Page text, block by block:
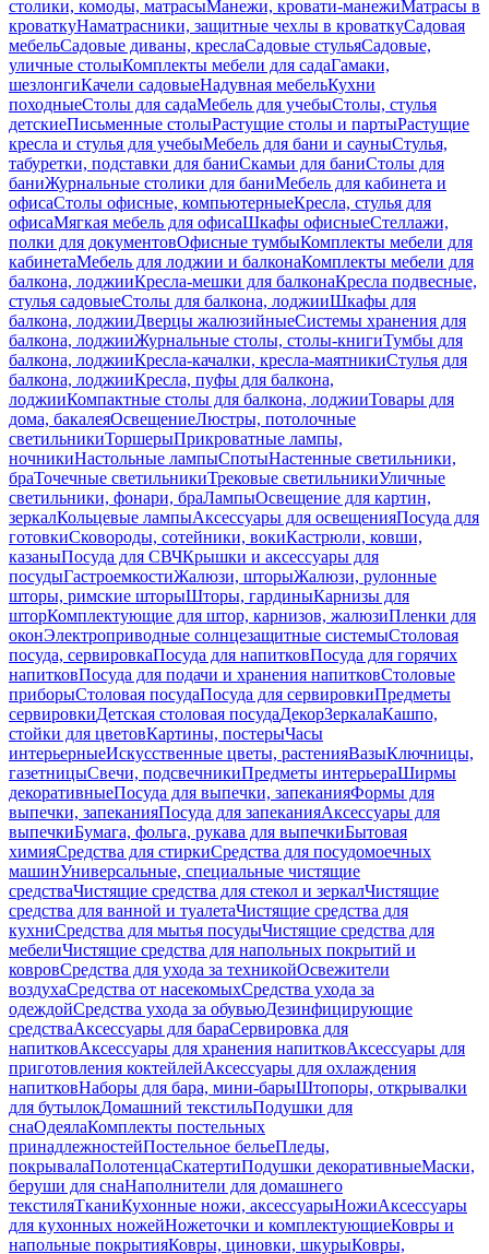
столики, комоды, матрасыМанежи, кровати-манежиМатрасы в
кроваткуНаматрасники, защитные чехлы в кроваткуСадовая
мебельСадовые диваны, креслаСадовые стульяСадовые,
уличные столыКомплекты мебели для садаГамаки,
шезлонгиКачели садовыеНадувная мебельКухни
походныеСтолы для садаМебель для учебыСтолы, стулья
детскиеПисьменные столыРастущие столы и партыРастущие
кресла и стулья для учебыМебель для бани и сауныСтулья,
табуретки, подставки для баниСкамьи для баниСтолы для
баниЖурнальные столики для баниМебель для кабинета и
офисаСтолы офисные, компьютерныеКресла, стулья для
офисаМягкая мебель для офисаШкафы офисныеСтеллажи,
полки для документовОфисные тумбыКомплекты мебели для
кабинетаМебель для лоджии и балконаКомплекты мебели для
балкона, лоджииКресла-мешки для балконаКресла подвесные,
стулья садовыеСтолы для балкона, лоджииШкафы для
балкона, лоджииДверцы жалюзийныеСистемы хранения для
балкона, лоджииЖурнальные столы, столы-книгиТумбы для
балкона, лоджииКресла-качалки, кресла-маятникиСтулья для
балкона, лоджииКресла, пуфы для балкона,
лоджииКомпактные столы для балкона, лоджииТовары для
дома, бакалеяОсвещениеЛюстры, потолочные
светильникиТоршерыПрикроватные лампы,
ночникиНастольные лампыСпотыНастенные светильники,
браТочечные светильникиТрековые светильникиУличные
светильники, фонари, браЛампыОсвещение для картин,
зеркалКольцевые лампыАксессуары для освещенияПосуда для
готовкиСковороды, сотейники, вокиКастрюли, ковши,
казаныПосуда для СВЧКрышки и аксессуары для
посудыГастроемкостиЖалюзи, шторыЖалюзи, рулонные
шторы, римские шторыШторы, гардиныКарнизы для
шторКомплектующие для штор, карнизов, жалюзиПленки для
оконЭлектроприводные солнцезащитные системыСтоловая
посуда, сервировкаПосуда для напитковПосуда для горячих
напитковПосуда для подачи и хранения напитковСтоловые
приборыСтоловая посудаПосуда для сервировкиПредметы
сервировкиДетская столовая посудаДекорЗеркалаКашпо,
стойки для цветовКартины, постерыЧасы
интерьерныеИскусственные цветы, растенияВазыКлючницы,
газетницыСвечи, подсвечникиПредметы интерьераШирмы
декоративныеПосуда для выпечки, запеканияФормы для
выпечки, запеканияПосуда для запеканияАксессуары для
выпечкиБумага, фольга, рукава для выпечкиБытовая
химияСредства для стиркиСредства для посудомоечных
машинУниверсальные, специальные чистящие
средстваЧистящие средства для стекол и зеркалЧистящие
средства для ванной и туалетаЧистящие средства для
кухниСредства для мытья посудыЧистящие средства для
мебелиЧистящие средства для напольных покрытий и
ковровСредства для ухода за техникойОсвежители
воздухаСредства от насекомыхСредства ухода за
одеждойСредства ухода за обувьюДезинфицирующие
средстваАксессуары для бараСервировка для
напитковАксессуары для хранения напитковАксессуары для
приготовления коктейлейАксессуары для охлаждения
напитковНаборы для бара, мини-барыШтопоры, открывалки
для бутылокДомашний текстильПодушки для
снаОдеялаКомплекты постельных
принадлежностейПостельное бельеПледы,
покрывалаПолотенцаСкатертиПодушки декоративныеМаски,
беруши для снаНаполнители для домашнего
текстиляТканиКухонные ножи, аксессуарыНожиАксессуары
для кухонных ножейНожеточки и комплектующиеКовры и
напольные покрытияКовры, циновки, шкурыКовры,